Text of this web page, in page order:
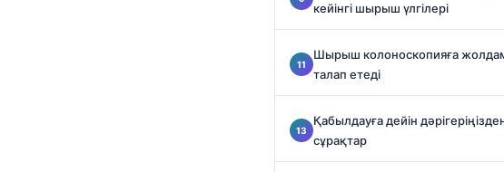
кейінгі шырыш үлгілері
Шырыш колоноскопияға
талап етеді
Қабылдауға дейін
сұрақтар